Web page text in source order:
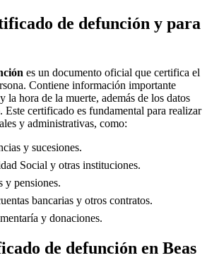
de defunción y para
es un documento oficial que certifica el
Contiene información importante
la hora de la muerte, además de los datos
Este certificado es fundamental para realizar
y administrativas, como:
y sucesiones.
Social y otras instituciones.
y pensiones.
bancarias y otros contratos.
y donaciones.
de defunción en Beas